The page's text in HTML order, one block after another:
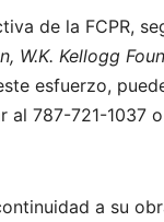
de la FCPR,
W.K. Kellogg
esfuerzo,
al 787-721-1037
a su